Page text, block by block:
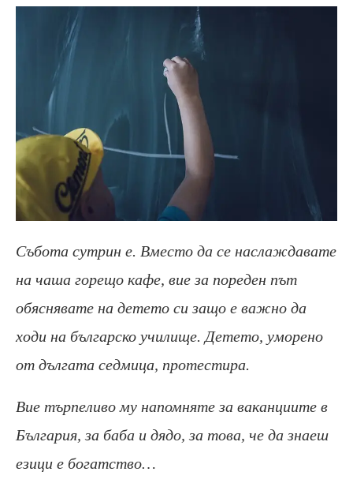
Събота сутрин е. Вместо да се наслаждавате
на чаша горещо кафе, вие за пореден път
обяснявате на детето си защо е важно да
ходи на българско училище. Детето, уморено
от дългата седмица, протестира.
Вие търпеливо му напомняте за ваканциите в
България, за баба и дядо, за това, че да знаеш
езици е богатство…